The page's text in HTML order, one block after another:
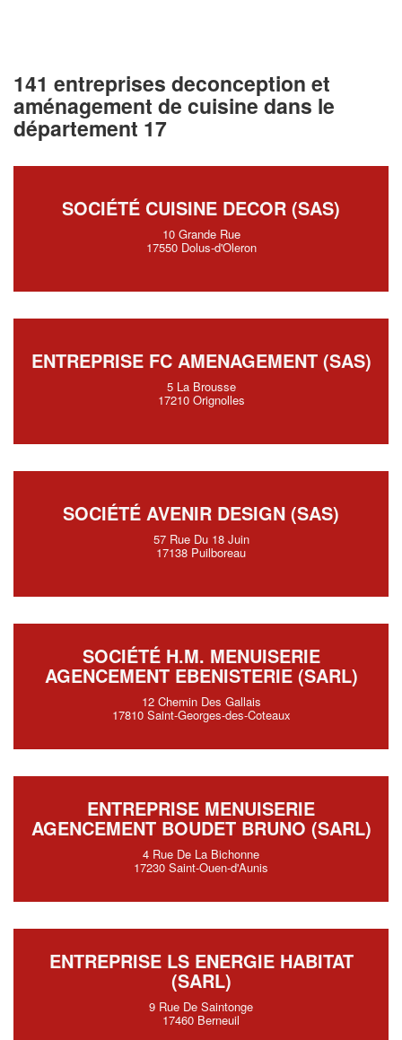
141 entreprises deconception et
aménagement de cuisine dans le
département 17
SOCIÉTÉ CUISINE DECOR (SAS)
10 Grande Rue
17550 Dolus-d'Oleron
ENTREPRISE FC AMENAGEMENT (SAS)
5 La Brousse
17210 Orignolles
SOCIÉTÉ AVENIR DESIGN (SAS)
57 Rue Du 18 Juin
17138 Puilboreau
SOCIÉTÉ H.M. MENUISERIE
AGENCEMENT EBENISTERIE (SARL)
12 Chemin Des Gallais
17810 Saint-Georges-des-Coteaux
ENTREPRISE MENUISERIE
AGENCEMENT BOUDET BRUNO (SARL)
4 Rue De La Bichonne
17230 Saint-Ouen-d'Aunis
ENTREPRISE LS ENERGIE HABITAT
(SARL)
9 Rue De Saintonge
17460 Berneuil